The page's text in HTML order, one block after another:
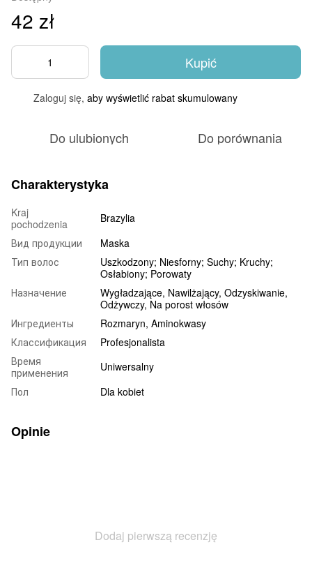
42 zł
Kupić
Zaloguj się, aby wyświetlić rabat skumulowany
Do ulubionych Do porównania
Charakterystyka
Kraj
pochodzenia
Brazylia
Вид продукции
Maska
Тип волос
Uszkodzony; Niesforny; Suchy; Kruchy;
Osłabiony; Porowaty
Назначение
Wygładzające, Nawilżający, Odzyskiwanie,
Odżywczy, Na porost włosów
Ингредиенты
Rozmaryn, Aminokwasy
Классификация
Profesjonalista
Время
применения
Uniwersalny
Пол
Dla kobiet
Opinie
Dodaj pierwszą recenzję